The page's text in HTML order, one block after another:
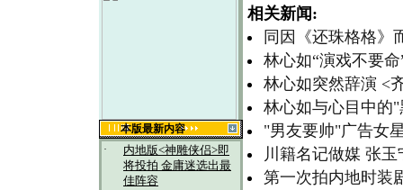
本版最新内容
·
内地版<神雕侠侣>即
将投拍 金庸迷选出最
佳阵容
相关新闻:
同因《还珠格格》
林心如“演戏不要
林心如突然辞演 <
林心如与心目中的
"男友要帅"广告女
川籍名记做媒 张
第一次拍内地时装